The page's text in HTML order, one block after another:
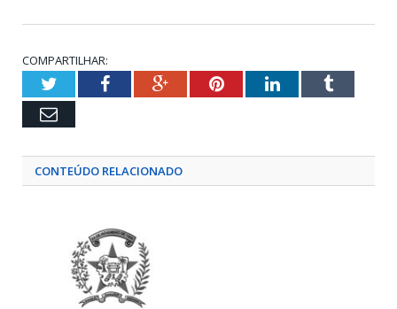
COMPARTILHAR:
TwitterFacebookGoogle+PinterestLinkedInTumblr
Email
CONTEÚDO RELACIONADO